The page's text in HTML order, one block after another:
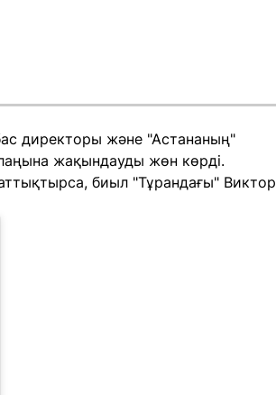
директоры және "Астананың"
жақындауды жөн көрді.
биыл "Тұрандағы" Виктор